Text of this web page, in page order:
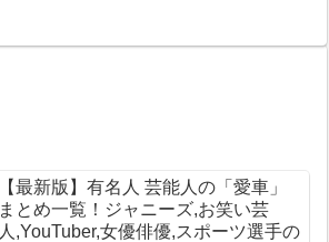
【最新版】有名人 芸能人の「愛車」
まとめ一覧！ジャニーズ,お笑い芸
人,YouTuber,女優俳優,スポーツ選手の